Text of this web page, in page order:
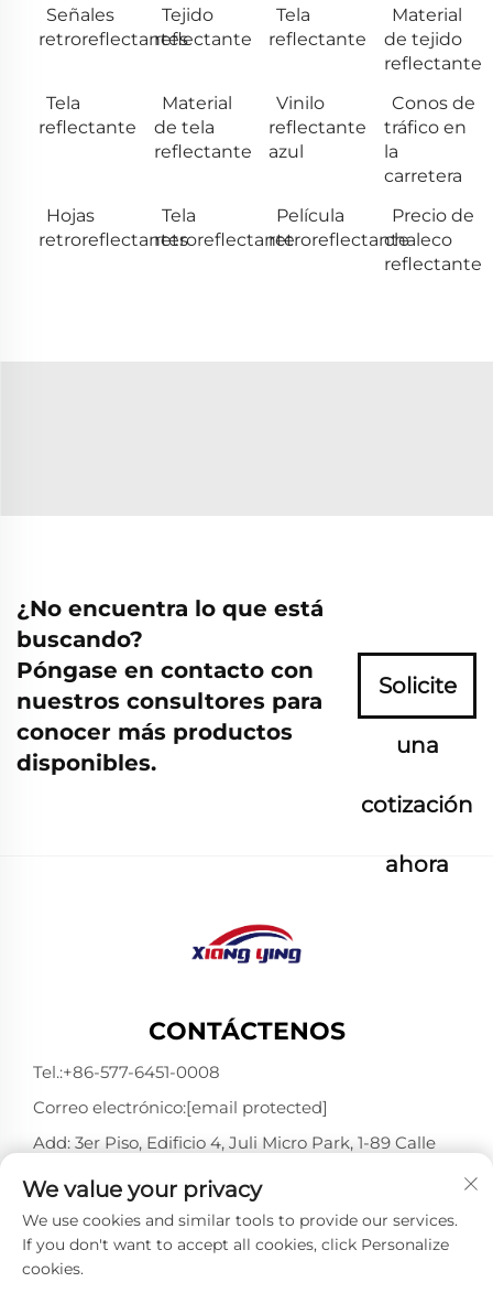
Señales
retroreflectantes
Tejido
reflectante
Tela
reflectante
Material
de tejido
reflectante
Tela
reflectante
Material
de tela
reflectante
Vinilo
reflectante
azul
Conos de
tráfico en
la
carretera
Hojas
retroreflectantes
Tela
retroreflectante
Película
retroreflectante
Precio de
chaleco
reflectante
¿No encuentra lo que está
buscando?
Póngase en contacto con
nuestros consultores para
conocer más productos
disponibles.
Solicite
una
cotización
ahora
CONTÁCTENOS
Tel.:+86-577-6451-0008
Correo electrónico:[email protected]
Add: 3er Piso, Edificio 4, Juli Micro Park, 1-89 Calle
325802
Derechos de autor © Wenzhou Xiangying Reflective
We value your privacy
We use cookies and similar tools to provide our services.
If you don't want to accept all cookies, click Personalize
cookies.